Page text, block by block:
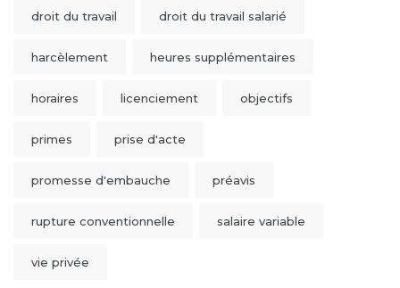
droit du travail droit du travail salarié
harcèlement heures supplémentaires
horaires licenciement objectifs
primes prise d'acte
promesse d'embauche préavis
rupture conventionnelle salaire variable
vie privée